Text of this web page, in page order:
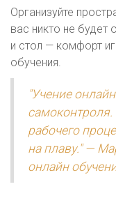
Организуйте
вас никто не будет
и стол — комфорт
обучения.
"Учение
рабочего
на плаву." —
онлайн